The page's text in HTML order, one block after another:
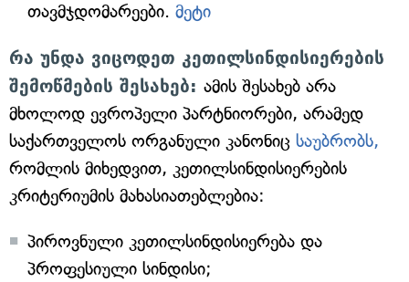
თავმჯდომარეები. მეტი
რა უნდა ვიცოდეთ კეთილსინდისიერების
შემოწმების შესახებ: ამის შესახებ არა
მხოლოდ ევროპელი პარტნიორები, არამედ
საქართველოს ორგანული კანონიც საუბრობს,
რომლის მიხედვით, კეთილსინდისიერების
კრიტერიუმის მახასიათებლებია:
პიროვნული კეთილსინდისიერება და
პროფესიული სინდისი;